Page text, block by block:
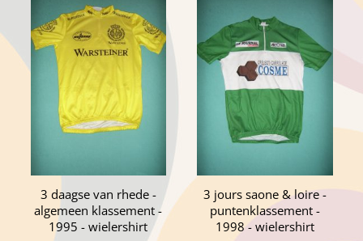
3 daagse van rhede -
algemeen klassement -
1995 - wielershirt
3 jours saone & loire -
puntenklassement -
1998 - wielershirt